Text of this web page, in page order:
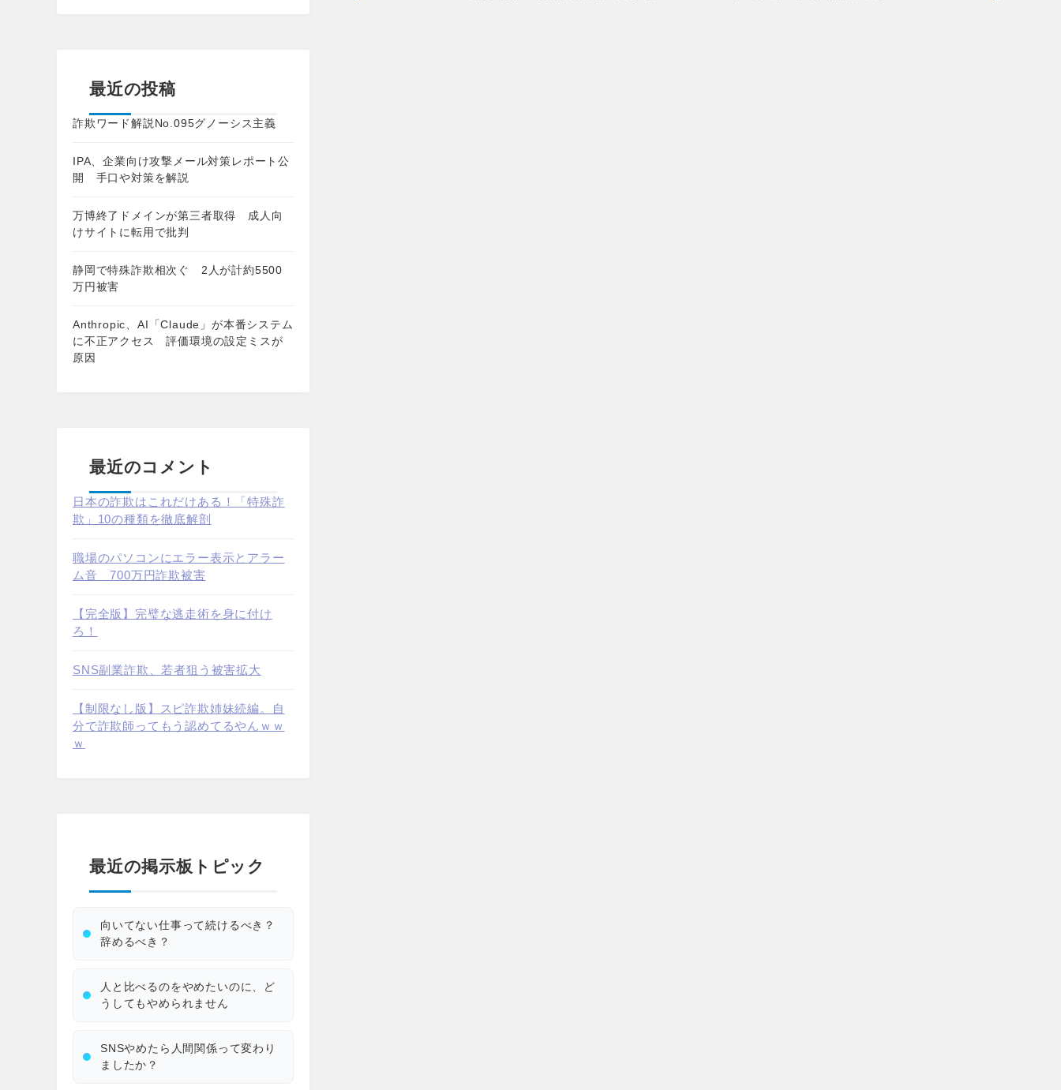
最近の投稿
詐欺ワード解説No.095グノーシス主義
IPA、企業向け攻撃メール対策レポート公
開 手口や対策を解説
万博終了ドメインが第三者取得 成人向
けサイトに転用で批判
静岡で特殊詐欺相次ぐ 2人が計約5500
万円被害
Anthropic、AI「Claude」が本番システム
に不正アクセス 評価環境の設定ミスが
原因
最近のコメント
日本の詐欺はこれだけある！「特殊詐
欺」10の種類を徹底解剖
職場のパソコンにエラー表示とアラー
ム音 700万円詐欺被害
【完全版】完璧な逃走術を身に付け
ろ！
SNS副業詐欺、若者狙う被害拡大
【制限なし版】スピ詐欺姉妹続編。自
分で詐欺師ってもう認めてるやんｗｗ
ｗ
最近の掲示板トピック
向いてない仕事って続けるべき？
辞めるべき？
人と比べるのをやめたいのに、ど
うしてもやめられません
SNSやめたら人間関係って変わり
ましたか？